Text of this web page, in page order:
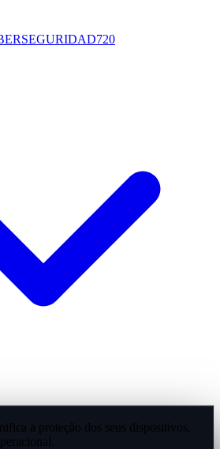
720
a proteção dos seus dispositivos,